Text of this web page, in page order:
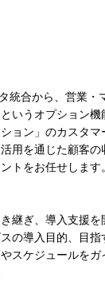
統合から、営業
いうオプション機
ョン」のカスタ
用を通じた顧客の
トをお任せします。
継ぎ、導入支援を
の導入目的、目
スケジュールをガ